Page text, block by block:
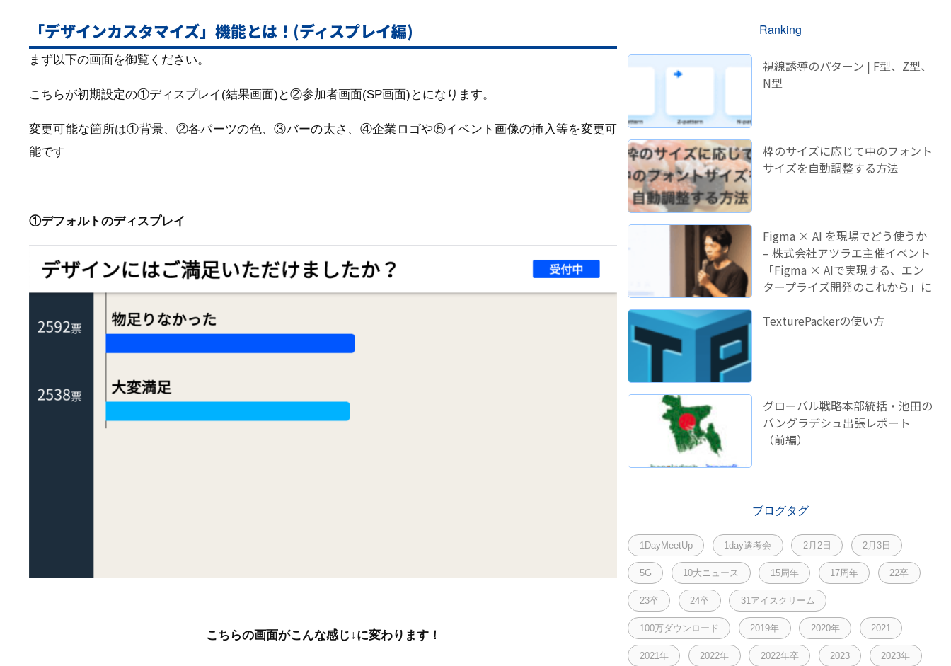
「デザインカスタマイズ」機能とは！(ディスプレイ編)
まず以下の画面を御覧ください。
こちらが初期設定の①ディスプレイ(結果画面)と②参加者画面(SP画面)とになります。
変更可能な箇所は①背景、②各パーツの色、③バーの太さ、④企業ロゴや⑤イベント画像の挿入等を変更可
能です
①デフォルトのディスプレイ
こちらの画面がこんな感じ↓に変わります！
Ranking
視線誘導のパターン | F型、Z型、
N型
枠のサイズに応じて中のフォント
サイズを自動調整する方法
Figma × AI を現場でどう使うか
– 株式会社アツラエ主催イベント
「Figma × AIで実現する、エン
タープライズ開発のこれから」に
TexturePackerの使い方
グローバル戦略本部統括・池田の
バングラデシュ出張レポート
（前編）
ブログタグ
1DayMeetUp 1day選考会 2月2日 2月3日
5G 10大ニュース 15周年 17周年 22卒
23卒 24卒 31アイスクリーム
100万ダウンロード 2019年 2020年 2021
2021年 2022年 2022年卒 2023 2023年